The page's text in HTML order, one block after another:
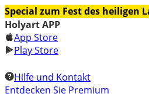
Special zum Fest des heiligen
Holyart APP
App Store
Play Store
Hilfe und Kontakt
Entdecken Sie Premium